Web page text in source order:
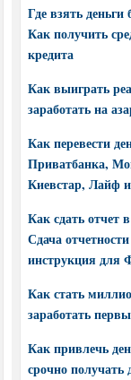
Где взять
Как получить
кредита
Как выиграть
заработать на
Как перевести
Приватбанка,
Киевстар, Лайф
Как сдать отчет
Сдача
инструкция
Как стать
заработать
Как привлечь
срочно